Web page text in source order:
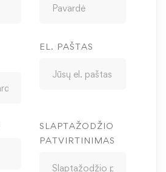
EL. PAŠTAS
SLAPTAŽODŽIO
PATVIRTINIMAS